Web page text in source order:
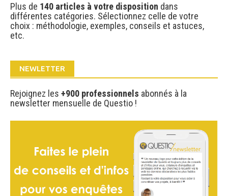
Plus de 140 articles à votre disposition dans
différentes catégories. Sélectionnez celle de votre
choix : méthodologie, exemples, conseils et astuces,
etc.
NEWLETTER
Rejoignez les +900 professionnels abonnés à la
newsletter mensuelle de Questio !